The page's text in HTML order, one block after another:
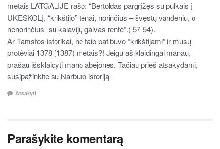
metais LATGALIJE rašo: “Bertoldas pargrįžęs su pulkais į
UKESKOLĮ, “krikštijo” tenai, norinčius – švęstų vandeniu, o
nenorinčius- su kalavijų galvas rentė”.( 57-54).
Ar Tamstos istorikai, ne taip pat buvo “krikštijami” ir mūsų
protėviai 1378 (1387) metais?! Jeigu aš klaidingai manau,
prašau išsklaidyti mano abejones. Tačiau prieš atsakydami,
susipažinkite su Narbuto istoriją.
Atsakyti
Parašykite komentarą